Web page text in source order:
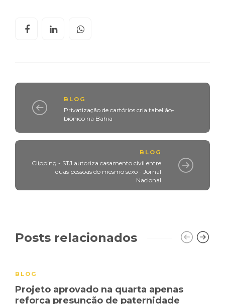
BLOG
Privatização de cartórios cria tabelião-
biônico na Bahia
BLOG
Clipping - STJ autoriza casamento civil entre
duas pessoas do mesmo sexo - Jornal
Nacional
Posts relacionados
BLOG
Projeto aprovado na quarta apenas
reforça presunção de paternidade